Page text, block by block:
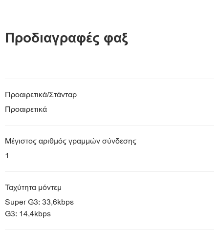
Προδιαγραφές φαξ
Προαιρετικά/Στάνταρ
Προαιρετικά
Μέγιστος αριθμός γραμμών σύνδεσης
1
Ταχύτητα μόντεμ
Super G3: 33,6kbps
G3: 14,4kbps